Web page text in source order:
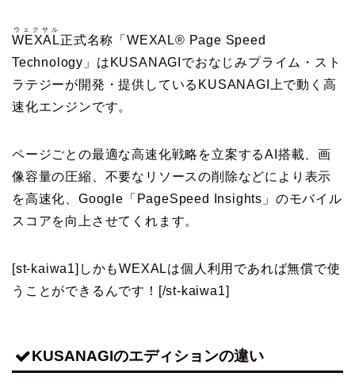
WEXAL
ウェクサル
正式名称「WEXAL® Page Speed
Technology」はKUSANAGIでおなじみプライム・スト
ラテジーが開発・提供している KUSANAGI上で動く高
速化エンジンです。
ページごとの最適な高速化戦略を立案するAI搭載、画
像容量の圧縮、不要なリソースの削除などにより表示
を高速化、Google「PageSpeed Insights」のモバイル
スコアを向上させてくれます。
[st-kaiwa1]しかもWEXALは個人利用であれば無償で使
うことができるんです！[/st-kaiwa1]
KUSANAGIのエディションの違い